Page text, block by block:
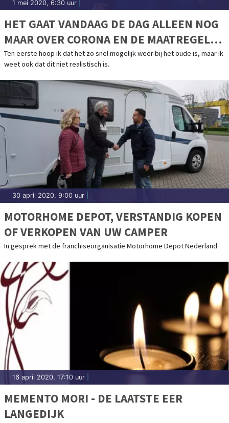
1 mei 2020, 6:30 uur
HET GAAT VANDAAG DE DAG ALLEEN NOG
MAAR OVER CORONA EN DE MAATREGELEN
DIE HIER AAN VASTZITTEN.
Ten eerste hoop ik dat het zo snel mogelijk weer bij het oude is, maar ik
weet ook dat dit niet realistisch is.
30 april 2020, 9:00 uur
MOTORHOME DEPOT, VERSTANDIG KOPEN
OF VERKOPEN VAN UW CAMPER
In gesprek met de franchiseorganisatie Motorhome Depot Nederland
16 april 2020, 17:10 uur
MEMENTO MORI - DE LAATSTE EER
LANGEDIJK